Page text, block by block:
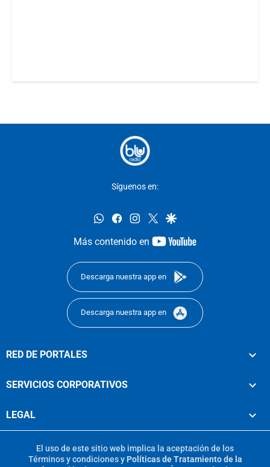
Síguenos en:
whatsappfacebookinstagram
twittergoogle
Más contenido en
youtube-
Descarga nuestra app en
Descarga nuestra app en
RED DE PORTALES
SERVICIOS CORPORATIVOS
LEGAL
El uso de este sitio web implica la aceptación de los
Términos y condicionesy Políticas de Tratamiento de la